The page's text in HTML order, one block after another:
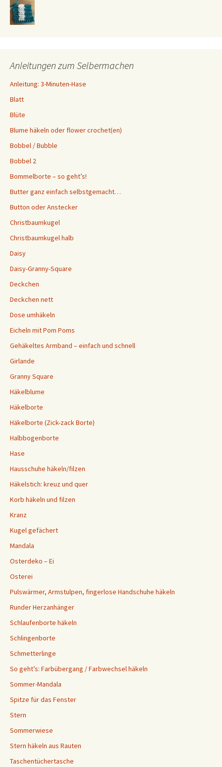
Anleitungen zum Selbermachen
Anleitung: 3-Minuten-Hase
Blatt
Blüte
Blume häkeln oder flower crochet(en)
Bobbel / Bubble
Bobbel 2
Bommelborte – so geht’s!
Butter ganz einfach selbstgemacht…
Button oder Anstecker
Christbaumkugel
Christbaumkugel halb
Daisy
Daisy-Granny-Square
Deckchen
Deckchen nett
Dose umhäkeln
Eicheln mit Pom Poms
Gehäkeltes Armband – einfach und schnell
Girlande
Granny Square
Häkelblume
Häkelborte
Häkelborte (Zick-zack Borte)
Halbbogenborte
Hase
Hausschuhe häkeln/filzen
Häkelstich: kreuz und quer
Korb häkeln und filzen
Kranz
Kugel gefächert
Mandala
Osterdeko – Ei
Osterei
Pulswärmer, Armstulpen, fingerlose Handschuhe häkeln
Runder Herzanhänger
Schlaufenborte häkeln
Schlingenborte
Schmetterlinge
So geht’s: Farbübergang / Farbwechsel häkeln
Sommer-Mandala
Spitze für das Fenster
Stern
Sommerwiese
Stern häkeln aus Rauten
Taschentüchertasche